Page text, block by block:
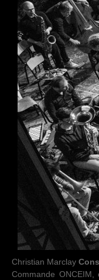
Christian Marclay
Commande